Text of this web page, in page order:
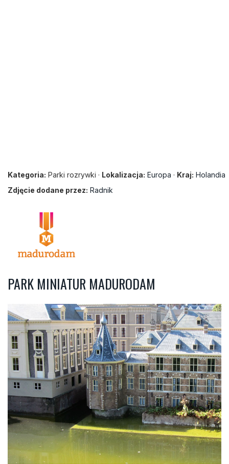
Kategoria: Parki rozrywki · Lokalizacja: Europa · Kraj: Holandia
Zdjęcie dodane przez: Radnik
PARK MINIATUR MADURODAM